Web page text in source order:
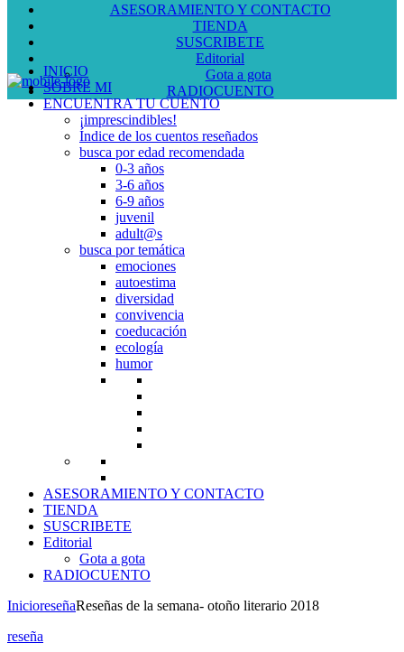
ASESORAMIENTO Y CONTACTO
TIENDA
SUSCRIBETE
Editorial
Gota a gota
RADIOCUENTO
INICIO
SOBRE MI
ENCUENTRA TU CUENTO
¡imprescindibles!
Índice de los cuentos reseñados
busca por edad recomendada
0-3 años
3-6 años
6-9 años
juvenil
adult@s
busca por temática
emociones
autoestima
diversidad
convivencia
coeducación
ecología
humor
ASESORAMIENTO Y CONTACTO
TIENDA
SUSCRIBETE
Editorial
Gota a gota
RADIOCUENTO
InicioreseñaReseñas de la semana- otoño literario 2018
reseña